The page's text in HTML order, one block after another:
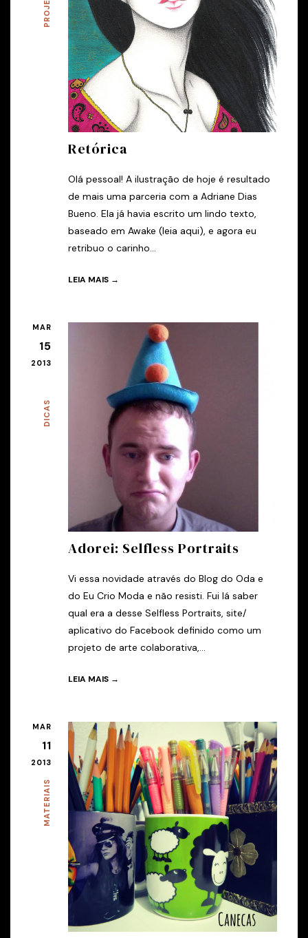
Retórica
Olá pessoal! A ilustração de hoje é resultado
de mais uma parceria com a Adriane Dias
Bueno. Ela já havia escrito um lindo texto,
baseado em Awake (leia aqui), e agora eu
retribuo o carinho...
LEIA MAIS →
MAR
15
2013
DICAS
Adorei: Selfless Portraits
Vi essa novidade através do Blog do Oda e
do Eu Crio Moda e não resisti. Fui lá saber
qual era a desse Selfless Portraits, site/
aplicativo do Facebook definido como um
projeto de arte colaborativa,...
LEIA MAIS →
MAR
11
2013
MATERIAIS